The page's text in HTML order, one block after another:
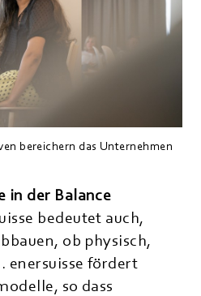
bereichern das Unternehmen
in der Balance
bedeutet auch,
ob physisch,
enersuisse fördert
so dass